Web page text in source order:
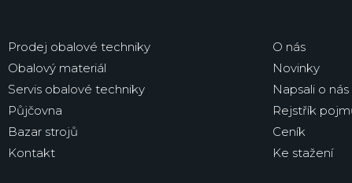
Prodej obalové techniky
Obalový materiál
Servis obalové techniky
Půjčovna
Bazar strojů
Kontakt
O nás
Novinky
Napsali o nás
Rejstřík
Ceník
Ke stažení